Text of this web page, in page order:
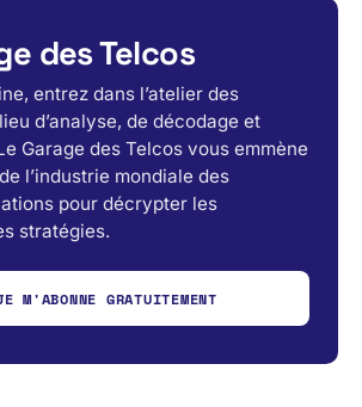
des Telcos
entrez dans l’atelier des
d’analyse, de décodage et
Garage des Telcos vous emmène
l’industrie mondiale des
pour décrypter les
stratégies.
M'ABONNE GRATUITEMENT